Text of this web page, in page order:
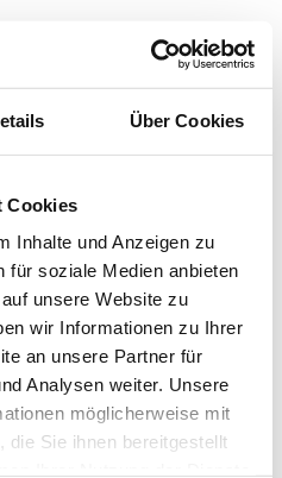
Über Cookies
Cookies
Inhalte und Anzeigen zu
für soziale Medien anbieten
unsere Website zu
wir Informationen zu Ihrer
an unsere Partner für
Analysen weiter. Unsere
möglicherweise mit
die Sie ihnen bereitgestellt